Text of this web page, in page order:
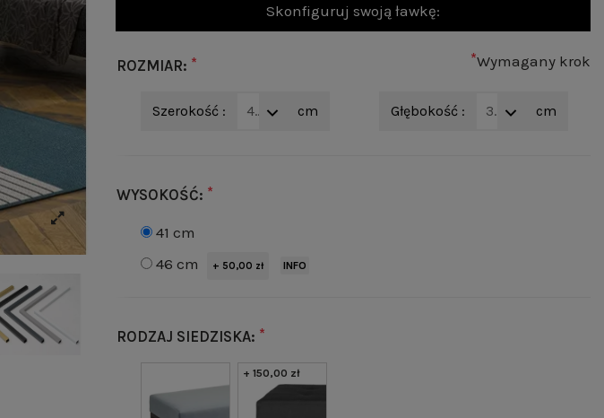
Skonfiguruj swoją ławkę:
*Wymagany krok
ROZMIAR: *
Szerokość : 40 cm Głębokość : 30 cm
WYSOKOŚĆ: *
41 cm
46 cm
+ 50,00 zł INFO
RODZAJ SIEDZISKA: *
+ 150,00 zł